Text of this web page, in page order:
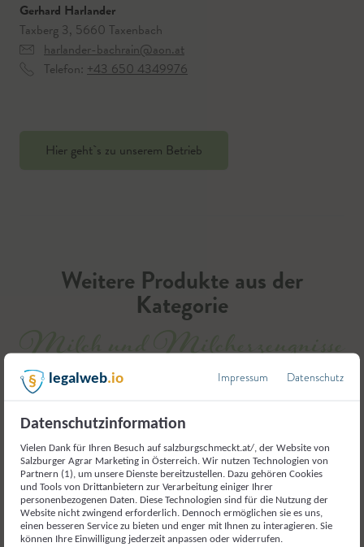
Gerhard Harlander
Taxberg 3, 5660 Taxenbach
harlander-bachrain@aon.at
Telefon: +43 650 4349976
Hier geht`s zu unserem Betrieb
Weitere Produkte aus der
Kategorie
Milch und Milcherzeugnisse
legalweb.io Impressum Datenschutz
Datenschutzinformation
Vielen Dank für Ihren Besuch auf salzburgschmeckt.at/, der Website von
Salzburger Agrar Marketing in Österreich. Wir nutzen Technologien von
Partnern (1), um unsere Dienste bereitzustellen. Dazu gehören Cookies
und Tools von Drittanbietern zur Verarbeitung einiger Ihrer
personenbezogenen Daten. Diese Technologien sind für die Nutzung der
Website nicht zwingend erforderlich. Dennoch ermöglichen sie es uns,
einen besseren Service zu bieten und enger mit Ihnen zu interagieren. Sie
können Ihre Einwilligung jederzeit anpassen oder widerrufen.